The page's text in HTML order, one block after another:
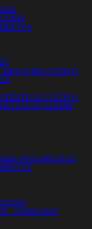
DE CULTIVO
CULTIVO
DE JARDÍN
PARA PISCINAS
- IONIZADOR